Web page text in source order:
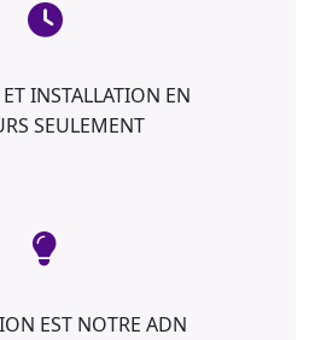
INSTALLATION EN
SEULEMENT
EST NOTRE ADN